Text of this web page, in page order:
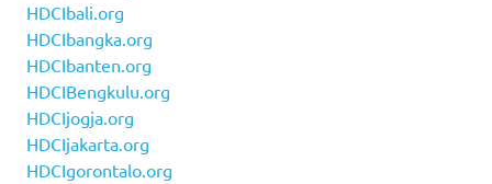
HDCIbali.org
HDCIbangka.org
HDCIbanten.org
HDCIBengkulu.org
HDCIjogja.org
HDCIjakarta.org
HDCIgorontalo.org